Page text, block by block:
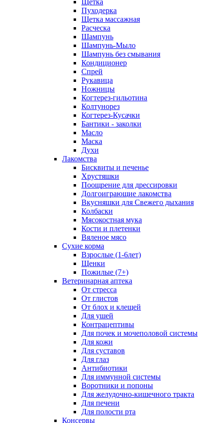
Пуходерка
Щетка массажная
Расческа
Шампунь
Шампунь-Мыло
Шампунь без cмывания
Кондиционер
Спрей
Рукавица
Ножницы
Когтерез-гильотина
Колтунорез
Когтерез-Кусачки
Бантики - заколки
Масло
Маска
Духи
Лакомства
Бисквиты и печенье
Хрустяшки
Поощрение для дрессировки
Долгоиграющие лакомства
Вкусняшки для Свежего дыхания
Колбаски
Мясокостная мука
Кости и плетенки
Вяленое мясо
Сухие корма
Взрослые (1-6лет)
Щенки
Пожилые (7+)
Ветеринарная аптека
От стресса
От глистов
От блох и клещей
Для ушей
Контрацептивы
Для почек и мочеполовой системы
Для кожи
Для суставов
Для глаз
Антибиотики
Для иммунной системы
Воротники и попоны
Для желудочно-кишечного тракта
Для печени
Для полости рта
Консервы